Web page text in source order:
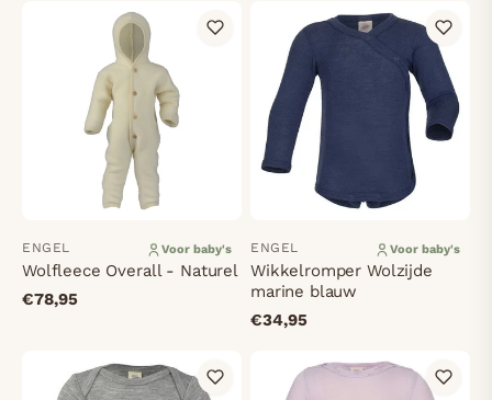
ENGEL Voor baby's
Wolfleece Overall - Naturel
€78,95
ENGEL Voor baby's
Wikkelromper Wolzijde
marine blauw
€34,95